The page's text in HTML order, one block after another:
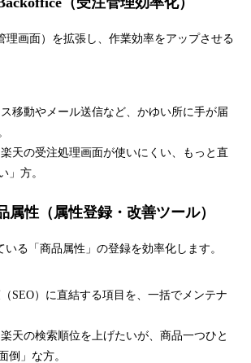
理画面）を拡張し、作業効率をアップさせる
移動やメール送信など、かゆい所に手が届
楽天の受注処理画面が使いにくい、もっと直
」方。
性（属性登録・改善ツール）
る「商品属性」の登録を効率化します。
SEO）に直結する項目を、一括でメンテナ
楽天の検索順位を上げたいが、商品一つひと
倒」な方。